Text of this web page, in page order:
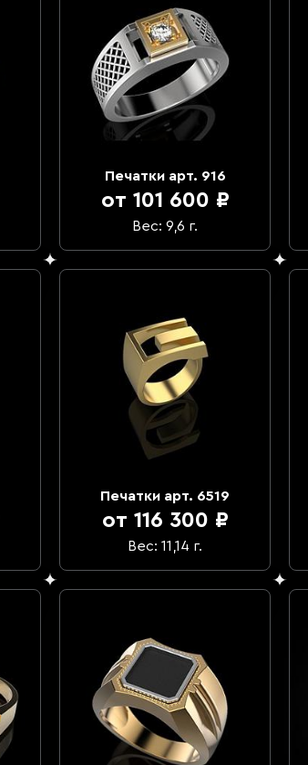
Печатки арт. 916
от 101 600 ₽
Вес: 9,6 г.
Печатки арт. 6519
от 116 300 ₽
Вес: 11,14 г.